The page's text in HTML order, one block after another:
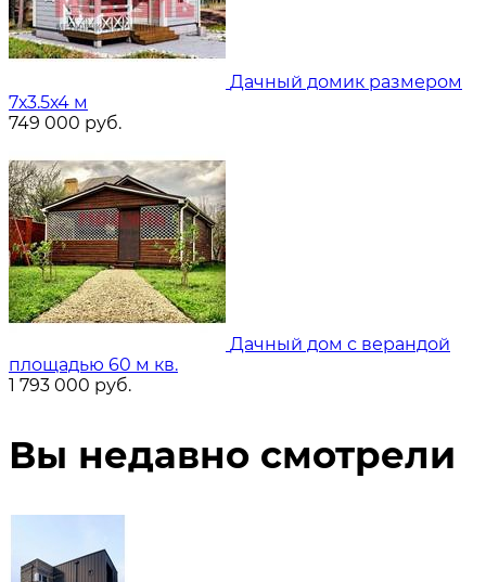
Дачный домик размером
7х3.5х4 м
749 000 руб.
Дачный дом с верандой
площадью 60 м кв.
1 793 000 руб.
Вы недавно смотрели